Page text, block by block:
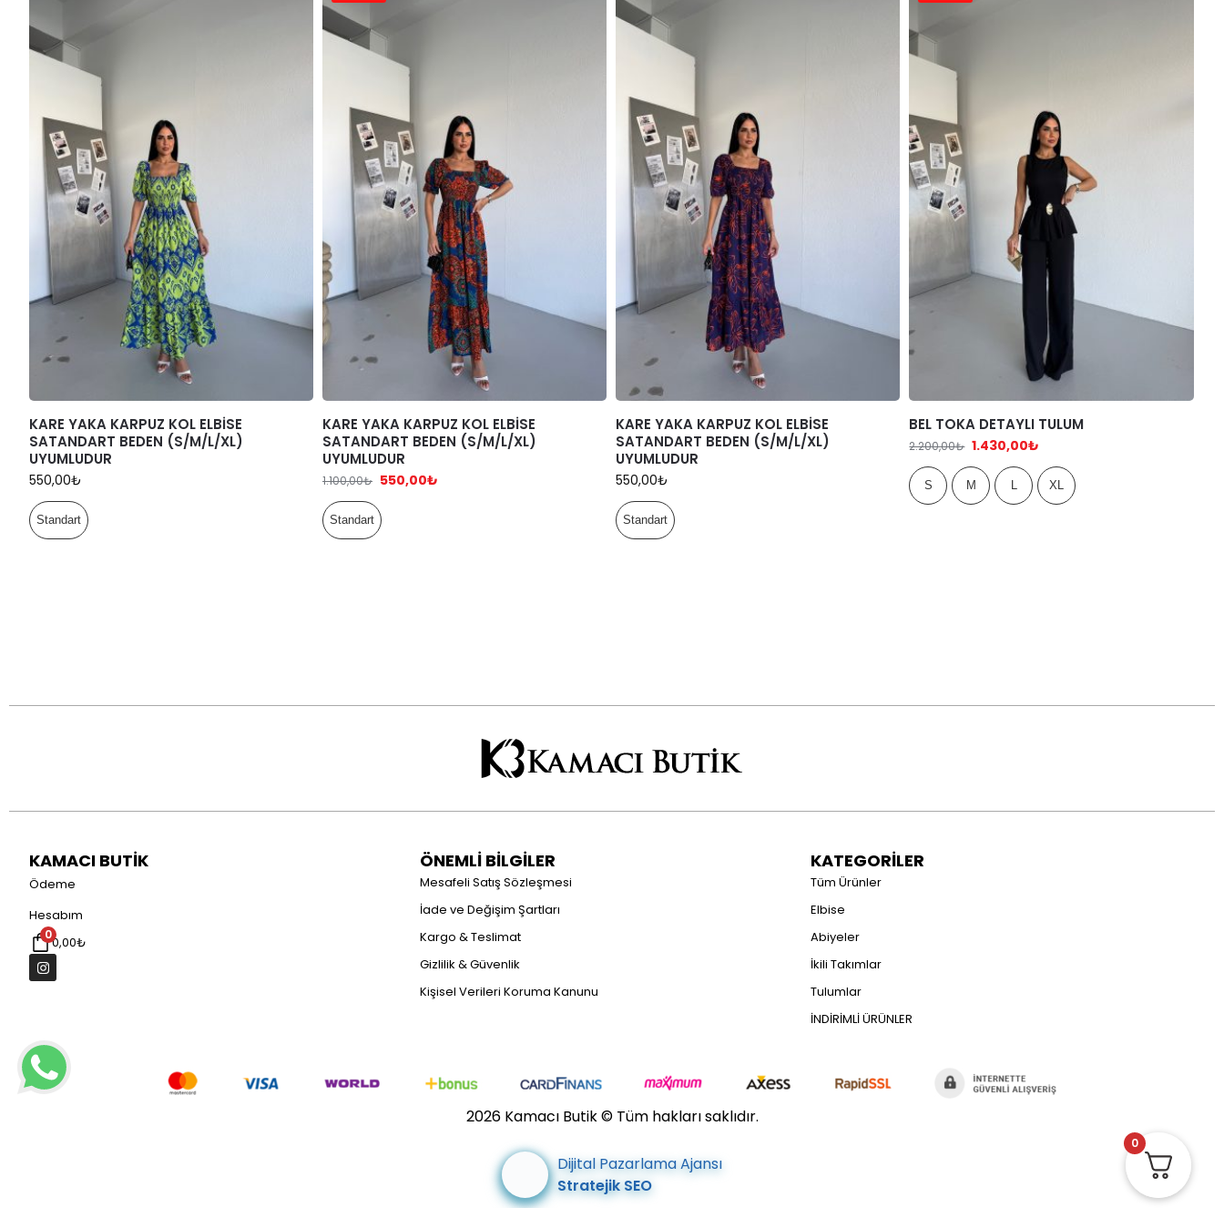
KARE YAKA KARPUZ KOL ELBİSE
SATANDART BEDEN (S/M/L/XL)
UYUMLUDUR
550,00₺
Standart
KARE YAKA KARPUZ KOL ELBİSE
SATANDART BEDEN (S/M/L/XL)
UYUMLUDUR
1.100,00₺ 550,00₺
Standart
KARE YAKA KARPUZ KOL ELBİSE
SATANDART BEDEN (S/M/L/XL)
UYUMLUDUR
550,00₺
Standart
BEL TOKA DETAYLI TULUM
2.200,00₺ 1.430,00₺
S M L XL
KAMACI BUTİK
Ödeme
Hesabım
00,00₺
ÖNEMLİ BİLGİLER
Mesafeli Satış Sözleşmesi
İade ve Değişim Şartları
Kargo & Teslimat
Gizlilik & Güvenlik
Kişisel Verileri Koruma Kanunu
KATEGORİLER
Tüm Ürünler
Elbise
Abiyeler
İkili Takımlar
Tulumlar
İNDİRİMLİ ÜRÜNLER
2026 Kamacı Butik © Tüm hakları saklıdır.
Dijital Pazarlama Ajansı
Stratejik SEO
0